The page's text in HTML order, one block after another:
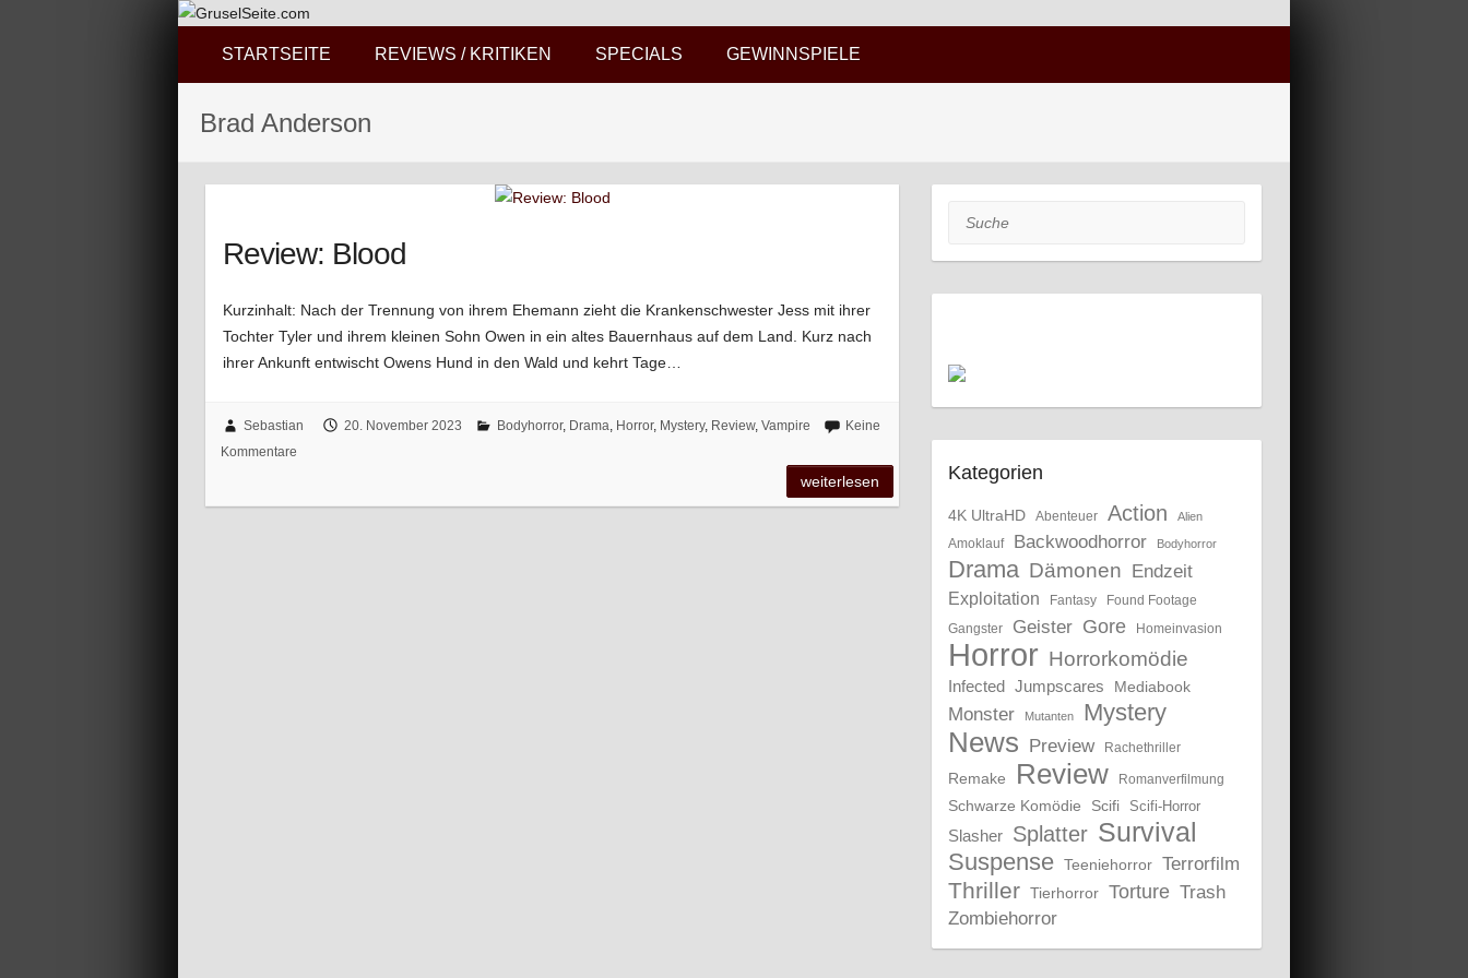
STARTSEITE REVIEWS / KRITIKEN SPECIALS GEWINNSPIELE
Brad Anderson
Review: Blood
Kurzinhalt: Nach der Trennung von ihrem Ehemann zieht die Krankenschwester Jess mit ihrer
Tochter Tyler und ihrem kleinen Sohn Owen in ein altes Bauernhaus auf dem Land. Kurz nach
ihrer Ankunft entwischt Owens Hund in den Wald und kehrt Tage…
Sebastian 20. November 2023 Bodyhorror, Drama, Horror, Mystery, Review, Vampire
Keine
Kommentare
weiterlesen
Suche
Kategorien
4K UltraHD Abenteuer Action Alien
Amoklauf Backwoodhorror Bodyhorror
Drama Dämonen Endzeit
Exploitation Fantasy Found Footage
Gangster Geister Gore Homeinvasion
Horror Horrorkomödie
Infected Jumpscares Mediabook
Monster Mutanten Mystery
News Preview Rachethriller
Remake Review Romanverfilmung
Schwarze Komödie Scifi Scifi-Horror
Slasher Splatter Survival
Suspense Teeniehorror Terrorfilm
Thriller Tierhorror Torture Trash
Zombiehorror